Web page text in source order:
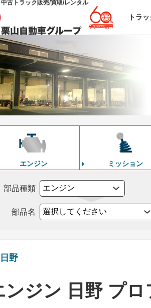
中古トラック販売/買取/レンタル
トラ
エンジン ミッション
部品種類
部品名
日野
ンジン 日野 プロ